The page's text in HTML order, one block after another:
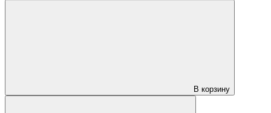
В корзину